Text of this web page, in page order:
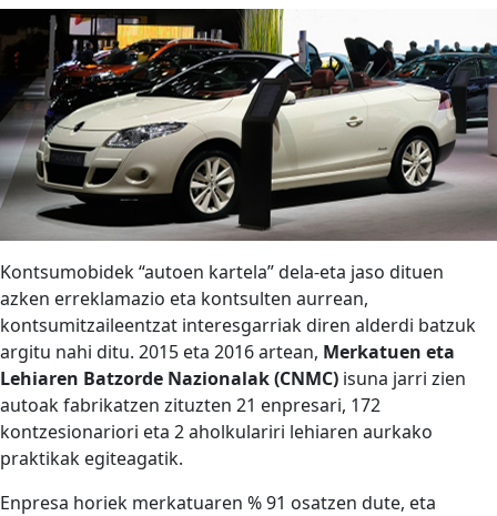
Kontsumobidek “autoen kartela” dela-eta jaso dituen
azken erreklamazio eta kontsulten aurrean,
kontsumitzaileentzat interesgarriak diren alderdi batzuk
argitu nahi ditu. 2015 eta 2016 artean, Merkatuen eta
Lehiaren Batzorde Nazionalak (CNMC) isuna jarri zien
autoak fabrikatzen zituzten 21 enpresari, 172
kontzesionariori eta 2 aholkulariri lehiaren aurkako
praktikak egiteagatik.
Enpresa horiek merkatuaren % 91 osatzen dute, eta